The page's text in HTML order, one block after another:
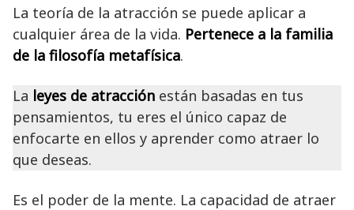
La teoría de la atracción se puede aplicar a
cualquier área de la vida. Pertenece a la familia
de la filosofía metafísica.
La leyes de atracción están basadas en tus
pensamientos, tu eres el único capaz de
enfocarte en ellos y aprender como atraer lo
que deseas.
Es el poder de la mente. La capacidad de atraer